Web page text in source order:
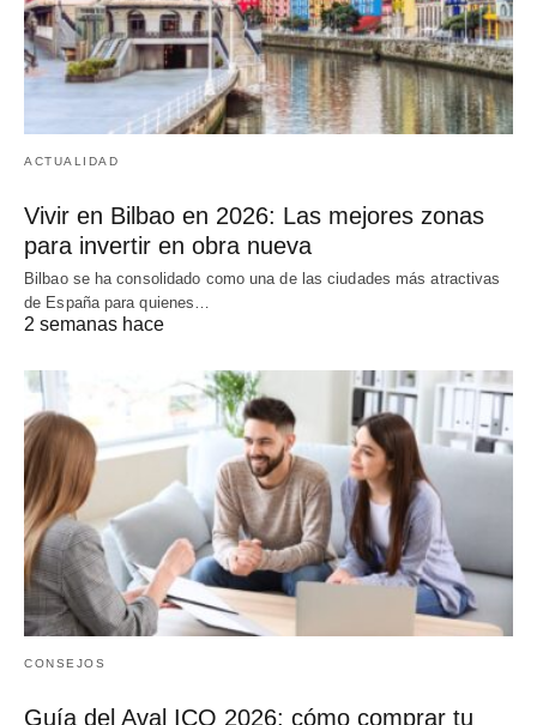
ACTUALIDAD
Vivir en Bilbao en 2026: Las mejores zonas
para invertir en obra nueva
Bilbao se ha consolidado como una de las ciudades más atractivas
de España para quienes…
2 semanas hace
CONSEJOS
Guía del Aval ICO 2026: cómo comprar tu